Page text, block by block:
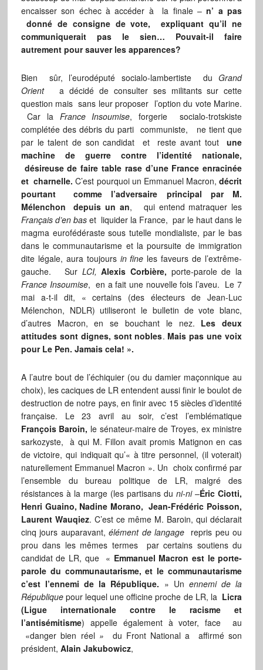
encaisser son échec à accéder à la finale –n’ a pas
donné de consigne de vote, expliquant qu’il ne
communiquerait pas le sien… Pouvait-il faire
autrement pour sauver les apparences?
Bien sûr, l’eurodéputé socialo-lambertiste duGrand
Orient
a décidé de consulter ses militants sur cette
question mais sans leur proposer l’option du vote Marine.
Car la France Insoumise, forgerie socialo-trotskiste
complétée des débris du parti communiste, ne tient que
par le talent de son candidat et reste avant toutune
machine de guerre contre l’identité nationale,
désireuse de faire table rase d’une France enracinée
et charnelle. C’est pourquoi un Emmanuel Macron, décrit
pourtant comme l’adversaire principal par M.
Mélenchon depuis un an, qui entend matraquer les
Français d’en baset liquider la France, par le haut dans le
magma eurofédéraste sous tutelle mondialiste, par le bas
dans le communautarisme et la poursuite de immigration
dite légale, aura toujours in fine les faveurs de l’extrême-
gauche. Sur LCI, Alexis Corbière, porte-parole de la
France Insoumise, en a fait une nouvelle fois l’aveu. Le 7
mai a-t-il dit, « certains (des électeurs de Jean-Luc
Mélenchon, NDLR) utiliseront le bulletin de vote blanc,
d’autres Macron, en se bouchant le nez. Les deux
attitudes sont dignes, sont nobles. Mais pas une voix
pour Le Pen. Jamais cela! ».
A l’autre bout de l’échiquier (ou du damier maçonnique au
choix), les caciques de LR entendent aussi finir le boulot de
destruction de notre pays, en finir avec 15 siècles d’identité
française. Le 23 avril au soir, c’est l’emblématique
François Baroin, le sénateur-maire de Troyes, ex ministre
sarkozyste, à qui M. Fillon avait promis Matignon en cas
de victoire, qui indiquait qu’« à titre personnel, (il voterait)
naturellement Emmanuel Macron ». Un choix confirmé par
l’ensemble du bureau politique de LR, malgré des
résistances à la marge (les partisans duni-ni –Éric Ciotti,
Henri Guaino, Nadine Morano, Jean-Frédéric Poisson,
Laurent Wauqiez. C’est ce même M. Baroin, qui déclarait
cinq jours auparavant,élément de langage repris peu ou
prou dans les mêmes termes par certains soutiens du
candidat de LR, que « Emmanuel Macron est le porte-
parole du communautarisme, et le communautarisme
c’est l’ennemi de la République. » Un ennemi de la
Républiquepour lequel une officine proche de LR, la Licra
(Ligue internationale contre le racisme et
l’antisémitisme) appelle également à voter, face au
«danger bien réel»
du Front National a affirmé son
président, Alain Jakubowicz,